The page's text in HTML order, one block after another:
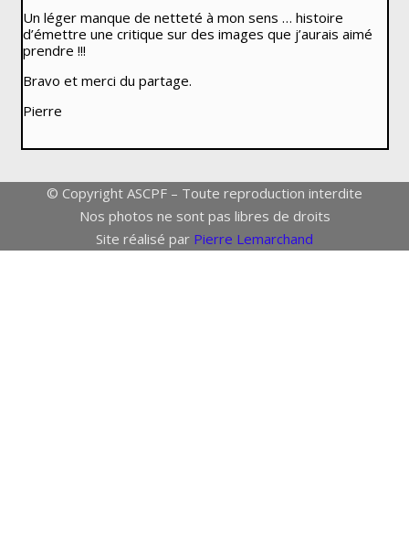
Un léger manque de netteté à mon sens … histoire
d’émettre une critique sur des images que j’aurais aimé
prendre !!!
Bravo et merci du partage.
Pierre
© Copyright ASCPF – Toute reproduction interdite
Nos photos ne sont pas libres de droits
Site réalisé par Pierre Lemarchand